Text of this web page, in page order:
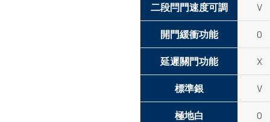
二段閂門速度可調 V
開門緩衝功能 O
延遲關門功能 X
標準銀 V
極地白 O